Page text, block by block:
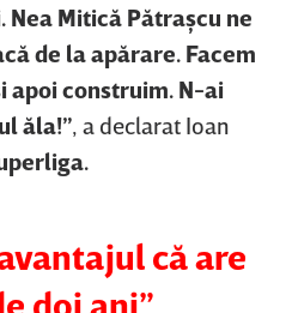
Mitică Pătraşcu ne
de la apărare. Facem
apoi construim. N-ai
ăla!” , a declarat Ioan
că are
doi ani”